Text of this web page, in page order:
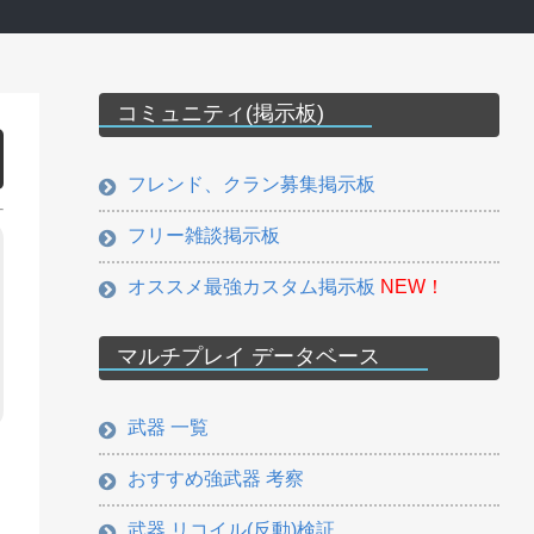
コミュニティ(掲示板)
フレンド、クラン募集掲示板
フリー雑談掲示板
オススメ最強カスタム掲示板 NEW！
マルチプレイ データベース
武器 一覧
おすすめ強武器 考察
武器 リコイル(反動)検証